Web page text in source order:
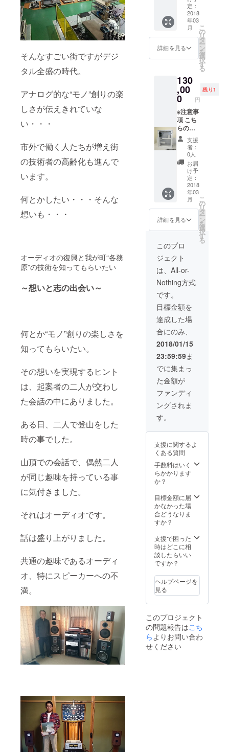
そんなすごい街ですがデジ
タル全盛の時代。
アナログ的な“モノ”創りの楽
しさが伝えきれていな
い・・・
市外で働く人たちが増え街
の技術者の高齢化も進んで
います。
何とかしたい・・・そんな
想いも・・・
オーディオの復興と我が町“各務
原”の技術を知ってもらいたい
～想いと志の出会い～
何とか“モノ”創りの楽しさを
知ってもらいたい。
その想いを実現するヒント
は、起案者の二人が交わし
た会話の中にありました。
ある日、二人で登山をした
時の事でした。
山頂での会話で、偶然二人
が同じ趣味を持っている事
に気付きました。
それはオーディオです。
話は盛り上がりました。
共通の趣味であるオーディ
オ、特にスピーカーへの不
満。
ディオ
の雰囲
気を良
くする
小物と
してお
会参加
券 パー
トナー
の方と
創りあ
げたス
ピー
カーの
発表会
に参加
できる
権利で
す。 各
務原市
内のホ
テル又
はホー
ルを借
予定で
単な食
事も付
きま
す。 同
を持つ
者同
士、語
り合い
ません
か？
の形に
なりま
した。
一つ一
つあな
たのお
刻印
し、錆
びない
よう
メッキ
をかけ
てから
お届け
しま
す。
オー
ディオ
の雰囲
気を良
くする
小物と
してお
使い下
コード
エン
ド 2個
セット
ブック
エンド
サイズ
版で
す。 棚
にレ
コード
をし
まって
おいた
ら倒れ
てし
まって
い
た・・
ありま
せん
か？ 重
みで大
切なレ
コード
しまっ
ては大
変で
ぐため
のレ
コード
エンド
重いレ
コード
を支え
られる
に、重
量のあ
る鉄で
できて
いま
した置
物で
す。 起
案者の
二人が
弦楽器
が好き
で、当
標に
「弦楽
器が気
持ちよ
く再生
できる
事」を
目標に
した
為、
チェロ
の形に
なりま
した。
一つ一
つあな
たのお
名前を
レー
ザーで
刻印
し、錆
びない
よう
メッキ
をかけ
しま
す。
オー
ディオ
の雰囲
気を良
くする
小物と
してお
使い下
さい。
③レ
コード
セット
エンド
のレ
コード
サイズ
版で
にレ
コード
をし
まって
ら倒れ
てし
まって
い
・ なん
て事は
ありま
せん
みで大
切なレ
コード
が曲
がって
ス】 ①
板金ス
ピー
カー
キット
１組２
本 ：
基本タ
金ス
ピー
カー
キット
の基本
タイプ
(バスレ
フ）で
す。 バ
スレフ
ダクト
の向き
は、前
と後ろ
を選べ
ます。
ダクト
の長さ
の変更
にも対
応しま
す。 ユ
ニット
は
Markau
dioの
属する
予定で
すが、
使いた
いユ
ニット
があ
る、又
は今あ
るユ
ニット
を使い
たい場
さい。
沢無の
白か青
になり
ます。
サイズ
D mm) :
316×17
0×265
②パー
権 この
コース
にお申
し込み
は、自
動的に
「パー
ト
となり
ます。
私たち
が実際
にあな
三重)の
方限定
となり
ます。
他県か
らの応
募の場
合は、
スでの
ご支援
をお願
いいた
しま
す。
【板金
スピー
カー
キッ
ト：
バック
ロード
ホーン
コー
ス】 ①
板金ス
ピー
カー
キット
１組２
本 ：
バック
ロード
ホーン
タイプ
カー
キット
の基本
タイプ
に
「バッ
クロー
ドホー
ン」の
パーツ
を取り
付けた
物で
パネル
で、
「バッ
クロー
ドバス
レフ」
来ま
す。 ユ
ニット
は
dioの
CHR70
v3を付
属する
すが、
使いた
いユ
ニット
る、又
は今あ
るユ
ニット
を使い
定：
2018
年03
月
詳細を見る
こ
の
リ
タ
ー
ン
を
選
択
す
る
130
,00
0 円
残り1
※注意事
項 こち
らの
コース
は、東
海３県
(愛知・
岐阜・
三重)の
方限定
となり
ます。
他県か
らの応
募の場
合は、
他コー
スでの
ご支援
をお願
いいた
しま
スピー
カー
キッ
ト：ダ
ブルバ
スレフ
コー
ス】 ①
板金ス
ピー
カー
キット
１組２
バスレ
プ 板金
スピー
カー
キット
の基本
に「ダ
ブルバ
スレフ
タイ
パーツ
を取り
付けた
物で
クトの
長さの
変更に
は対応
す。 ユ
ニット
は
Markau
dioの
支援
者：
0人
お届
け予
定：
2018
年03
月
詳細を見る
こ
の
リ
タ
ー
ン
を
選
択
す
る
このプロ
ジェクト
は、All-or-
Nothing方式
です。
目標金額を
達成した場
合にのみ、
2018/01/15
23:59:59ま
でに集まっ
た金額が
ファンディ
ングされま
す。
支援に関するよ
くある質問
手数料はいく
らかかります
か？
目標金額に届
かなかった場
合どうなりま
すか？
支援で困った
時はどこに相
談したらいい
ですか？
ヘルプページを
見る
このプロジェクト
の問題報告はこち
ら よりお問い合わ
せください